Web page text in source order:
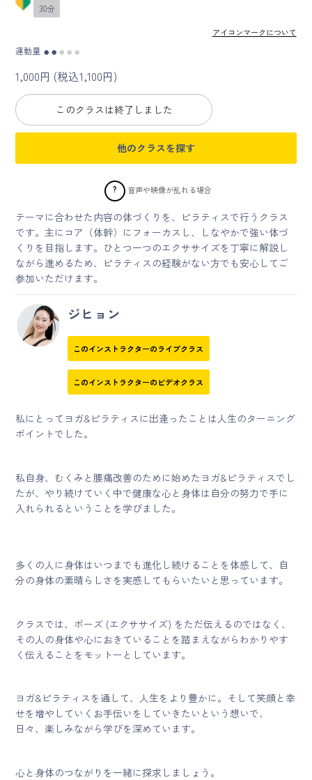
マイページ
会員規約について
クラス参加にあたっての同意書
特定商取引にかかわる表示
プライバシーポリシー
30分
アイコンマークについて
運動量 ● ● ● ● ●
1,000円 (税込1,100円)
このクラスは終了しました
他のクラスを探す
? 音声や映像が乱れる場合
テーマに合わせた内容の体づくりを、ピラティスで行うクラス
です。主にコア（体幹）にフォーカスし、しなやかで強い体づ
くりを目指します。ひとつ一つのエクササイズを丁寧に解説し
ながら進めるため、ピラティスの経験がない方でも安心してご
参加いただけます。
ジヒョン
このインストラクターのライブクラス
このインストラクターのビデオクラス
私にとってヨガ&ピラティスに出逢ったことは人生のターニング
ポイントでした。
私自身、むくみと腰痛改善のために始めたヨガ&ピラティスでし
たが、やり続けていく中で健康な心と身体は自分の努力で手に
入れられるということを学びました。
多くの人に身体はいつまでも進化し続けることを体感して、自
分の身体の素晴らしさを実感してもらいたいと思っています。
クラスでは、ポーズ (エクササイズ) をただ伝えるのではなく、
その人の身体や心におきていることを踏まえながらわかりやす
く伝えることをモットーとしています。
ヨガ&ピラティスを通して、人生をより豊かに。そして笑顔と幸
せを増やしていくお手伝いをしていきたいという想いで、
日々、楽しみながら学びを深めています。
心と身体のつながりを一緒に探求しましょう。